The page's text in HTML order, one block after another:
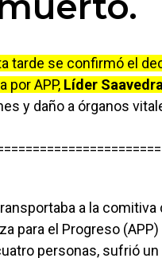
tarde se confirmó el
por APP, Líder
y daño a órganos
a la comitiva
para el Progreso (APP)
personas, sufrió